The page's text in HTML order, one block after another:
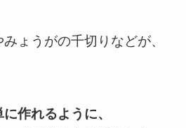
ょうがの千切りなどが、
作れるように、